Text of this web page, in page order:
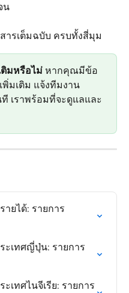
น
ารเต็มฉบับ ครบทั้งสี่มุม
ติมหรือไม่ หากคุณมีข้อ
พิ่มเติม แจ้งทีมงาน
เราพร้อมที่จะดูแลและ
ยได้: รายการ
ะเทศญี่ปุ่น: รายการ
เทศไนจีเรีย: รายการ